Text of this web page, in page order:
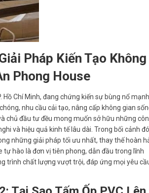
Pháp Kiến Tạo Không
Phong House
Chí Minh, đang chứng kiến sự bùng nổ mạnh
nhu cầu cải tạo, nâng cấp không gian
chủ đầu tư đều mong muốn sở hữu những
và hiệu quả kinh tế lâu dài. Trong bối cảnh
những giải pháp tối ưu nhất, thay thế hoàn
hào là đơn vị tiên phong, dẫn đầu trong lĩnh
trình chất lượng vượt trội, đáp ứng mọi yêu